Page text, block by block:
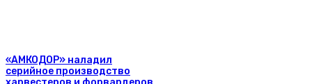
«АМКОДОР» наладил
серийное производство